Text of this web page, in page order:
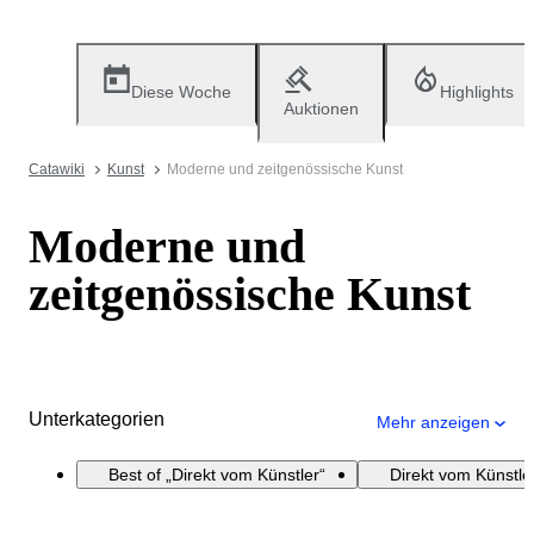
Diese Woche
Auktionen
Highlights
Catawiki Kunst Moderne und zeitgenössische Kunst
Moderne und
zeitgenössische Kunst
Unterkategorien Mehr anzeigen
Best of „Direkt vom Künstler“ Direkt vom